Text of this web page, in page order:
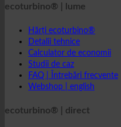
Hărți ecoturbino®
Calculator de economii
Studii de caz
FAQ | Întrebări frecvente
Webshop | english
ecoturbino® | direct
Persoană de contact